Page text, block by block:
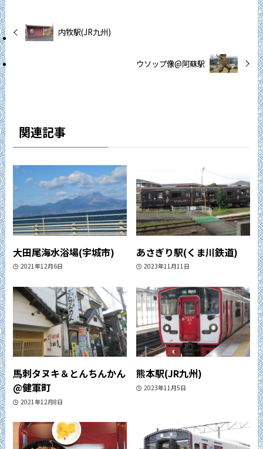
内牧駅(JR九州)
ウソップ像@阿蘇駅
関連記事
大田尾海水浴場(宇城市)
2021年12月6日
あさぎり駅(くま川鉄道)
2023年11月11日
馬刺タヌキ＆とんちんかん
@健軍町
2021年12月8日
熊本駅(JR九州)
2023年11月5日